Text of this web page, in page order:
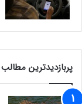
پربازدیدترین مطالب